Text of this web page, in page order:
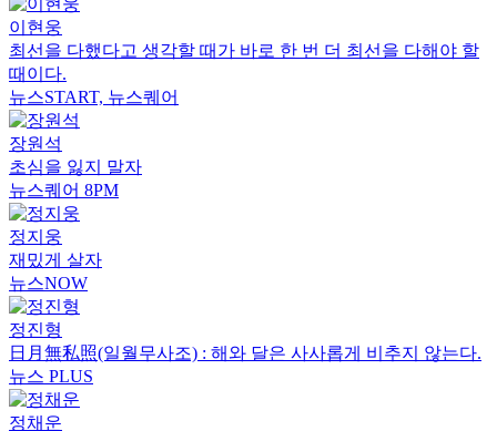
이현웅
최선을 다했다고 생각할 때가 바로 한 번 더 최선을 다해야 할
때이다.
뉴스START, 뉴스퀘어
장원석
초심을 잃지 말자
뉴스퀘어 8PM
정지웅
재밌게 살자
뉴스NOW
정진형
日月無私照(일월무사조) : 해와 달은 사사롭게 비추지 않는다.
뉴스 PLUS
정채운